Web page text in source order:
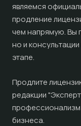
являемся
продление
чем напрямую. Вы
но и
этапе.
Продлите
редакции
профессионализм
бизнеса.